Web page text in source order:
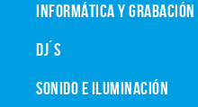
INFORMÁTICA Y GRABACIÓN
DJ´S
SONIDO E ILUMINACIÓN